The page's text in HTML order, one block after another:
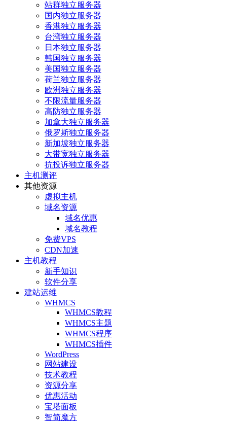
站群独立服务器
国内独立服务器
香港独立服务器
台湾独立服务器
日本独立服务器
韩国独立服务器
美国独立服务器
荷兰独立服务器
欧洲独立服务器
不限流量服务器
高防独立服务器
加拿大独立服务器
俄罗斯独立服务器
新加坡独立服务器
大带宽独立服务器
抗投诉独立服务器
主机测评
其他资源
虚拟主机
域名资源
域名优惠
域名教程
免费VPS
CDN加速
主机教程
新手知识
软件分享
建站运维
WHMCS
WHMCS教程
WHMCS主题
WHMCS程序
WHMCS插件
WordPress
网站建设
技术教程
资源分享
优惠活动
宝塔面板
智简魔方